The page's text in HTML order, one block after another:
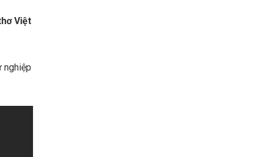
Việt
nghiệp